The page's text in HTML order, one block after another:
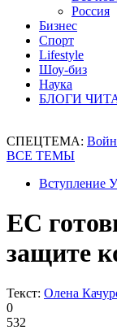
Россия
Бизнес
Спорт
Lifestyle
Шоу-биз
Наука
БЛОГИ
СПЕЦТЕМА:
ВСЕ ТЕМЫ
Вступление
ЕС
защите
Текст: Олена
0
532